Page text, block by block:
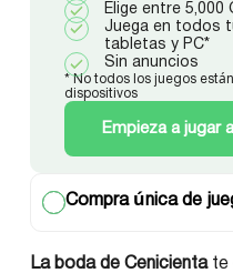
Elige entre 5,000
Juega en todos
tabletas y PC*
Sin anuncios
* No todos los juegos
dispositivos
Empieza a jugar
Compra única de
La boda de Cenicientate